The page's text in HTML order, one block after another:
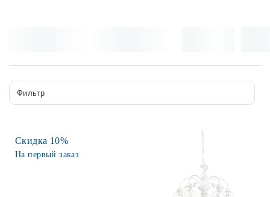
Светодиодная лента
Фонари
Фильтр
Скидка 10%
На первый заказ